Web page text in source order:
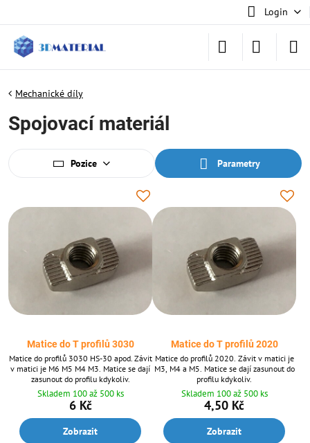
Login
Mechanické díly
Spojovací materiál
Pozice Parametry
Matice do T profilů 3030
Matice do profilů 3030 HS-30 apod. Závit
v matici je M6 M5 M4 M3. Matice se dají
zasunout do profilu kdykoliv.
Skladem 100 až 500 ks
6 Kč
Zobrazit
Matice do T profilů 2020
Matice do profilů 2020. Závit v matici je
M3, M4 a M5. Matice se dají zasunout do
profilu kdykoliv.
Skladem 100 až 500 ks
4,50 Kč
Zobrazit